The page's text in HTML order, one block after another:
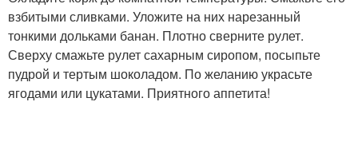
взбитыми сливками. Уложите на них нарезанный
тонкими дольками банан. Плотно сверните рулет.
Сверху смажьте рулет сахарным сиропом, посыпьте
пудрой и тертым шоколадом. По желанию украсьте
ягодами или цукатами. Приятного аппетита!